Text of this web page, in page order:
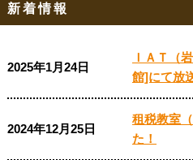
新着情報
2025年1月24日
ＩＡＴ（
館]にて放
2024年12月25日
租税教室
た！